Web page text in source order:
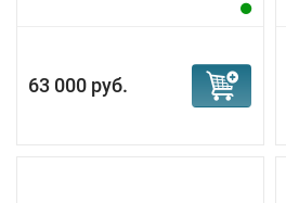
63 000 руб.